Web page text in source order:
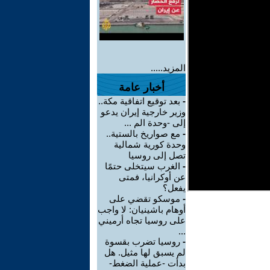
المزيد.....
أخبار عامة
- بعد توقيع اتفاقية مكة..
وزير خارجية إيران يدعو
إلى -وحدة الم ...
- مع صواريخ بالستية..
وحدة كورية شمالية
تصل إلى روسيا
- الغرب سيتخلى حتمًا
عن أوكرانيا، فمتى
يفعل؟
- موسكو تقضي على
أوهام باشينيان: لا واجب
على روسيا تجاه أرميني
...
- روسيا تضرب بقسوة
لم يسبق لها مثيل. هل
بدأت -عملية الضغط-